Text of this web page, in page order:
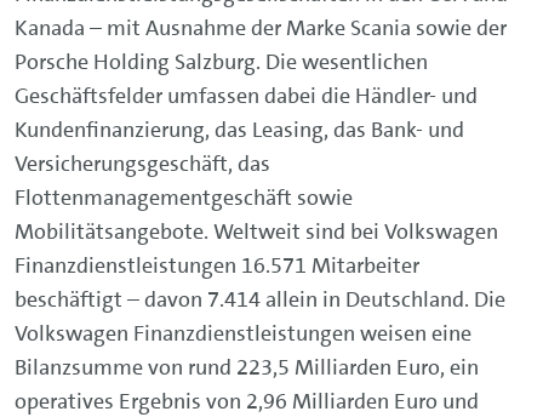
Kanada – mit Ausnahme der Marke Scania sowie der
Porsche Holding Salzburg. Die wesentlichen
Geschäftsfelder umfassen dabei die Händler- und
Kundenfinanzierung, das Leasing, das Bank- und
Versicherungsgeschäft, das
Flottenmanagementgeschäft sowie
Mobilitätsangebote. Weltweit sind bei Volkswagen
Finanzdienstleistungen 16.571 Mitarbeiter
beschäftigt – davon 7.414 allein in Deutschland. Die
Volkswagen Finanzdienstleistungen weisen eine
Bilanzsumme von rund 223,5 Milliarden Euro, ein
operatives Ergebnis von 2,96 Milliarden Euro und